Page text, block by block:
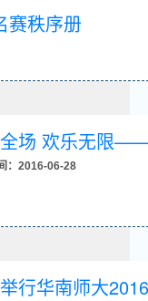
赛秩序册
场 欢乐无限
：2016-06-28
行华南师大